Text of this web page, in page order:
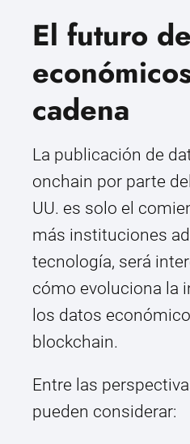
El futuro
cadena
La publicación de
onchain por parte
UU. es solo el
más instituciones
tecnología, será
cómo evoluciona la
los datos
blockchain.
Entre las
pueden considerar: